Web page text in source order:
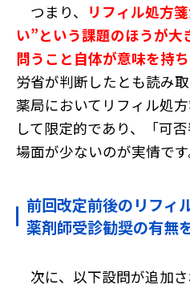
つまり、
リフィル処方
い”という課題のほうが大
問うこと自体が意味を持
労省が判断したとも読み
薬局においてリフィル処
して限定的であり、「可
場面が少ないのが実情です
前回改定前後のリフィ
薬剤師受診勧奨の有無
次に、以下設問が追加さ